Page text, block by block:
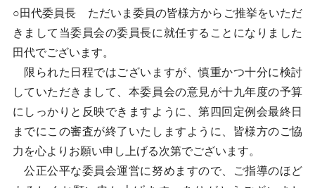
○田代委員長 ただいま委員の皆様方からご推挙をいただ
きまして当委員会の委員長に就任することになりました
田代でございます。
限られた日程ではございますが、慎重かつ十分に検討
していただきまして、本委員会の意見が十九年度の予算
にしっかりと反映できますように、第四回定例会最終日
までにこの審査が終了いたしますように、皆様方のご協
力を心よりお願い申し上げる次第でございます。
公正公平な委員会運営に努めますので、ご指導のほど